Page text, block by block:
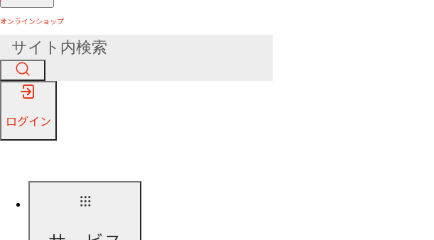
オンラインショップ
ログイン